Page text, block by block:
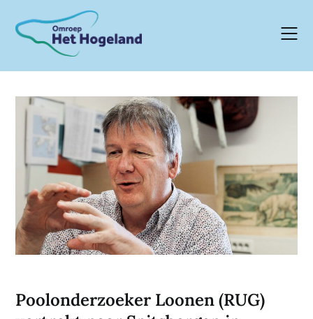
content
Poolonderzoeker Loonen (RUG)